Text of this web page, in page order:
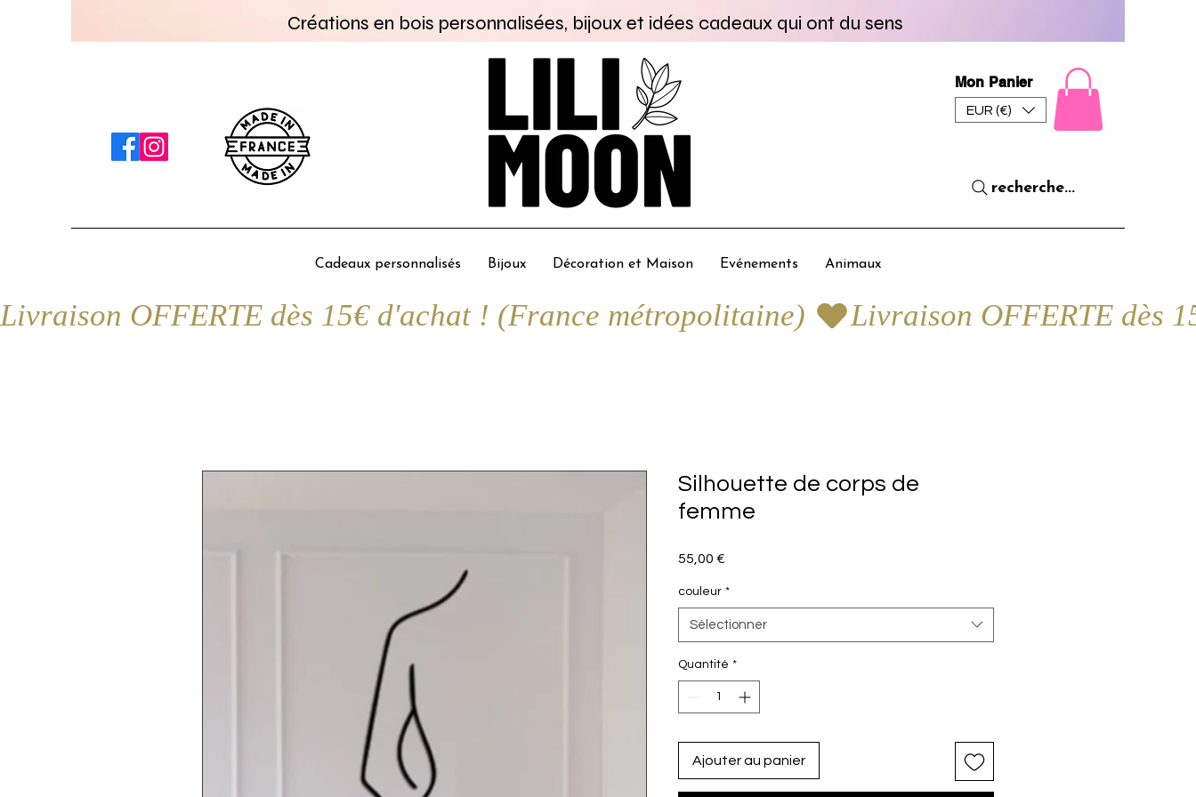
Créations en bois personnalisées, bijoux et idées cadeaux qui ont du sens
Mon Panier
EUR (€)
recherche...
Cadeaux personnalisés Bijoux Décoration et Maison Evénements Animaux
Livraison OFFERTE dès 15€ d'achat ! (France métropolitaine)
Silhouette de corps de
femme
55,00 €
couleur *
Sélectionner
Quantité *
Ajouter au panier